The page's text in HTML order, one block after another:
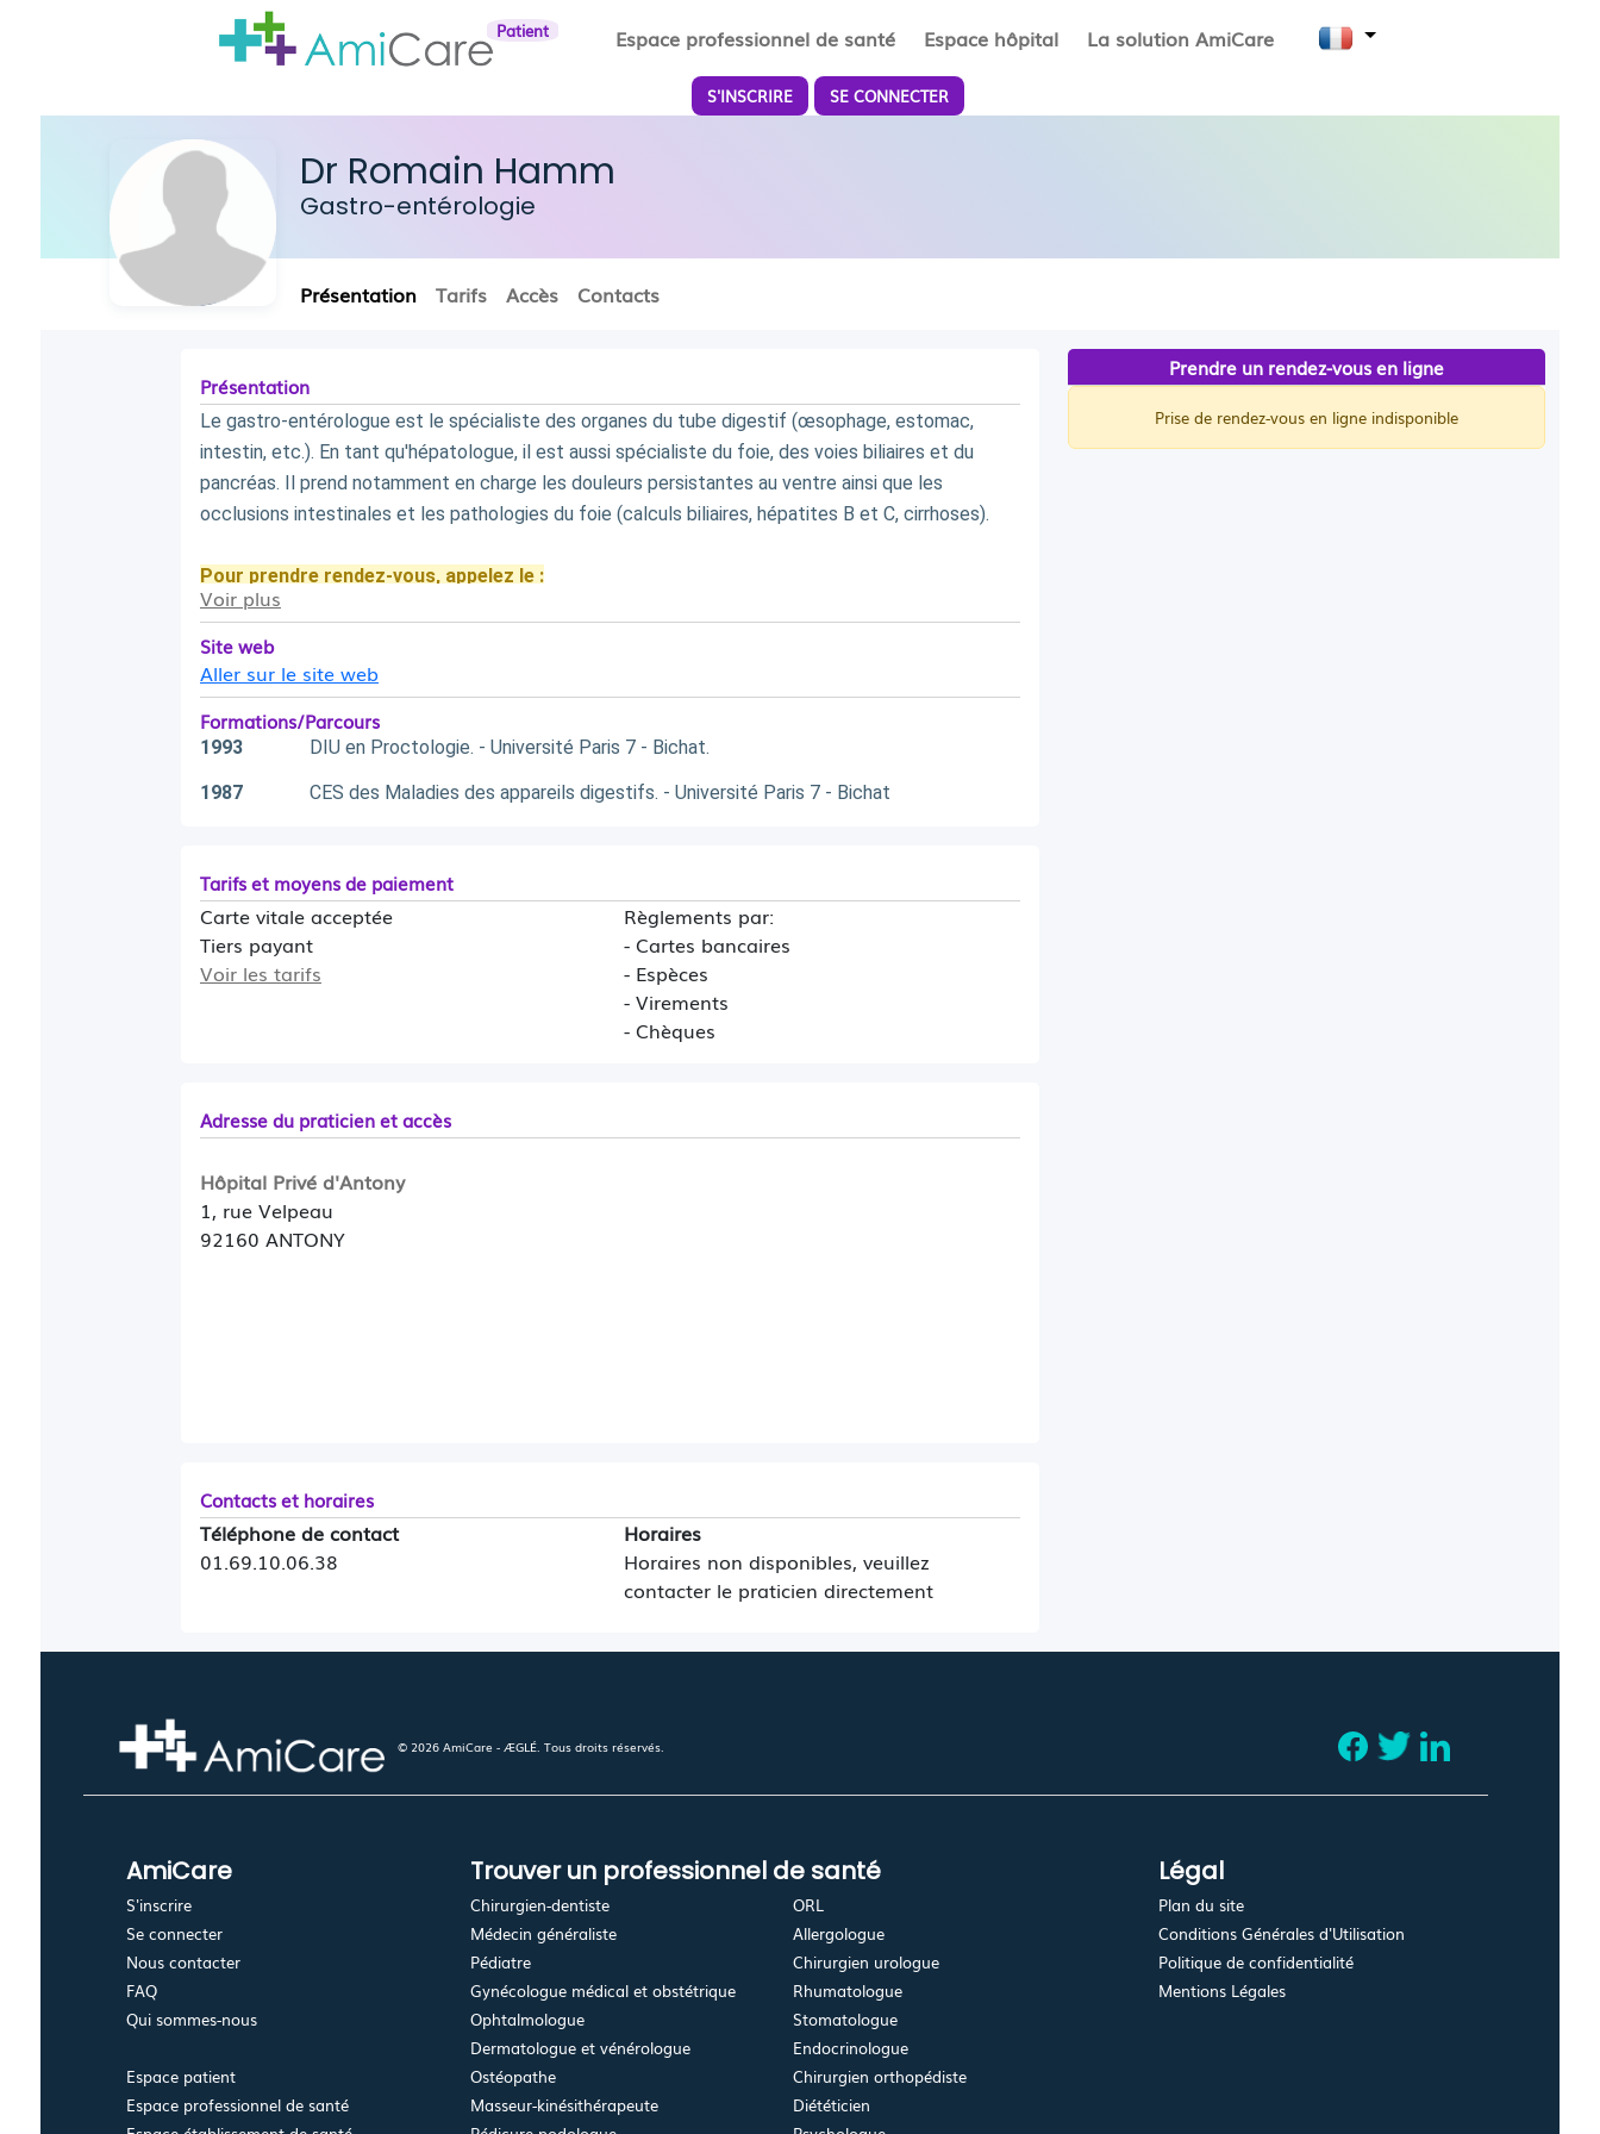
Patient Espace professionnel de santé Espace hôpital La solution AmiCare
S'INSCRIRE SE CONNECTER
Dr Romain Hamm
Gastro-entérologie
Présentation Tarifs Accès Contacts
Présentation
Le gastro-entérologue est le spécialiste des organes du tube digestif (œsophage, estomac,
intestin, etc.). En tant qu'hépatologue, il est aussi spécialiste du foie, des voies biliaires et du
pancréas. Il prend notamment en charge les douleurs persistantes au ventre ainsi que les
occlusions intestinales et les pathologies du foie (calculs biliaires, hépatites B et C, cirrhoses).
Pour prendre rendez-vous, appelez le :
01 46 74 37 00
Voir plus
Site web
Aller sur le site web
Formations/Parcours
1993
DIU en Proctologie. - Université Paris 7 - Bichat.
1987
CES des Maladies des appareils digestifs. - Université Paris 7 - Bichat
Tarifs et moyens de paiement
Carte vitale acceptée
Tiers payant
Voir les tarifs
Règlements par:
- Cartes bancaires
- Espèces
- Virements
- Chèques
Adresse du praticien et accès
Hôpital Privé d'Antony
1, rue Velpeau
92160 ANTONY
Contacts et horaires
Téléphone de contact
01.69.10.06.38
Horaires
Horaires non disponibles, veuillez
contacter le praticien directement
Prendre un rendez-vous en ligne
Prise de rendez-vous en ligne indisponible
© 2026 AmiCare - ÆGLÉ. Tous droits réservés.
AmiCare
S'inscrire
Se connecter
Nous contacter
FAQ
Qui sommes-nous
Espace patient
Espace professionnel de santé
Trouver un professionnel de santé
Chirurgien-dentiste
Médecin généraliste
Pédiatre
Gynécologue médical et obstétrique
Ophtalmologue
Dermatologue et vénérologue
Ostéopathe
Masseur-kinésithérapeute
ORL
Allergologue
Chirurgien urologue
Rhumatologue
Stomatologue
Endocrinologue
Chirurgien orthopédiste
Diététicien
Légal
Plan du site
Conditions Générales d'Utilisation
Politique de confidentialité
Mentions Légales